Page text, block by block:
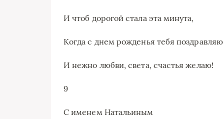
И чтоб дорогой стала эта минута,
Когда с днем рожденья тебя поздравляю
И нежно любви, света, счастья желаю!
9
С именем Натальиным